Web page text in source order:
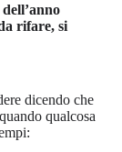
rifare, si
dicendo che
qualcosa